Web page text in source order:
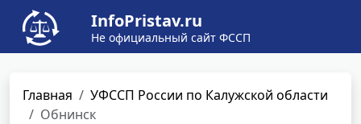
InfoPristav.ru
Не официальный сайт ФССП
Главная
УФССП России по Калужской области
Обнинск